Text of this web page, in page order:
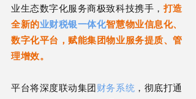
业生态数字化服务商极致科技携手， 打造
全新的业财税银一体化智慧物业信息化、
数字化平台，赋能集团物业服务提质、管
理增效。
平台将深度联动集团 财务系统 ，彻底打通